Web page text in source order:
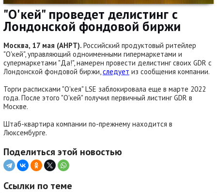
"О'кей" проведет делистинг с
Лондонской фондовой биржи
Москва, 17 мая (АНРТ). Российский продуктовый ритейлер
"О'кей", управляющий одноименными гипермаркетами и
супермаркетами "Да!", намерен провести делистинг своих GDR с
Лондонской фондовой биржи,следует из сообщения компании.
Торги расписками "О'кея" LSE заблокировала еще в марте 2022
года. После этого "О'кей" получил первичный листинг GDR в
Москве.
Штаб-квартира компании по-прежнему находится в
Люксембурге.
Поделиться этой новостью
Ссылки по теме